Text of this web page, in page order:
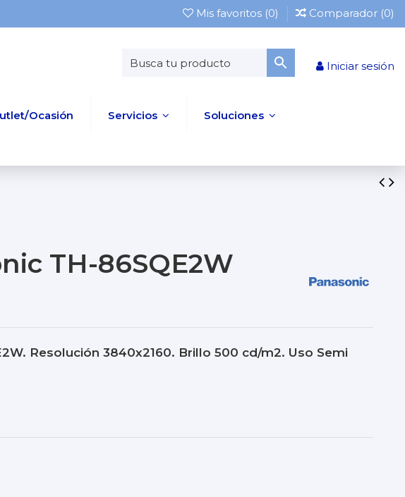
Mis favoritos (0) Comparador (0)
Iniciar sesión
Ocasión Servicios Soluciones
TH-86SQE2W
Resolución 3840x2160. Brillo 500 cd/m2. Uso Semi